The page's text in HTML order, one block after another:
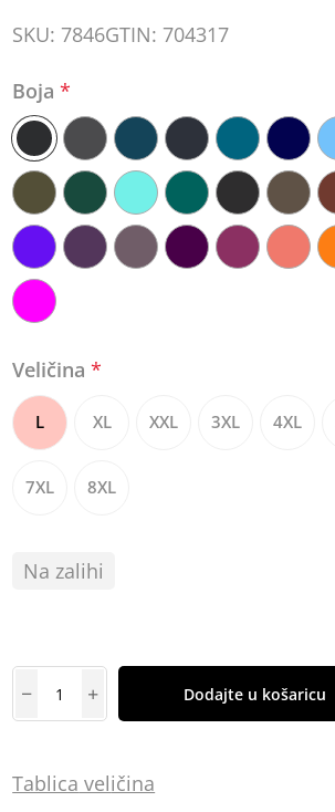
SKU: 7846GTIN: 704317
Boja*
Veličina*
L XL XXL 3XL 4XL
7XL 8XL
Na zalihi
Dodajte u košaricu
Tablica veličina